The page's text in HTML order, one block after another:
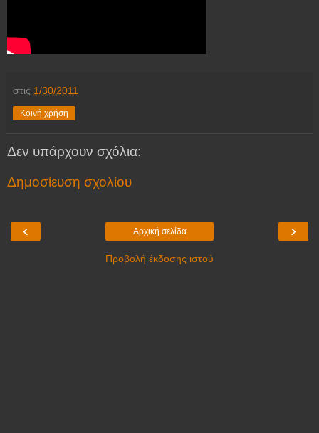
στις 1/30/2011
Κοινή χρήση
Δεν υπάρχουν σχόλια:
Δημοσίευση σχολίου
‹ ›
Αρχική σελίδα
Προβολή έκδοσης ιστού